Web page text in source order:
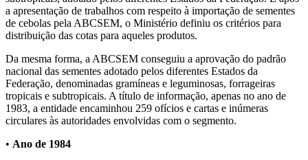
a apresentação de trabalhos com respeito à importação de sementes
de cebolas pela ABCSEM, o Ministério definiu os critérios para
distribuição das cotas para aqueles produtos.
Da mesma forma, a ABCSEM conseguiu a aprovação do padrão
nacional das sementes adotado pelos diferentes Estados da
Federação, denominadas gramíneas e leguminosas, forrageiras
tropicais e subtropicais. A título de informação, apenas no ano de
1983, a entidade encaminhou 259 ofícios e cartas e inúmeras
circulares às autoridades envolvidas com o segmento.
• Ano de 1984